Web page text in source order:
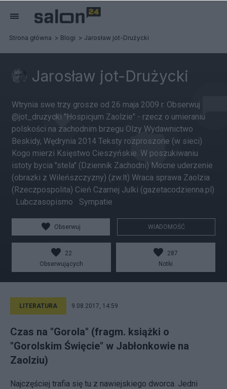
Strona główna Blogi Jarosław jot-Drużycki
Jarosław jot-Drużycki
Wtrynia swe trzy grosze od 26 maja 2009 r. Obserwuj
@jot_druzycki "Hospicjum Zaolzie" - rzecz o umieraniu
polskości na zachodnim brzegu Olzy Wydawnictwo
Beskidy, Wędrynia 2014 Teksty rozproszone (w sieci)
Kogo mierzi Księstwo Cieszyńskie. W poszukiwaniu
istoty bycia "stela" (Dziennik Zachodni) Mocne uderzenie
(obrazki z Wileńszczyzny) (zw.lt) Wraca sprawa Zaolzia
(Rzeczpospolita) Cień Czarnej Julki (gazetacodzienna.pl)
Lubczasopismo Sympatie
Obserwuj WIADOMOŚĆ
22
Obserwujących
287
Notki
LITERATURA 9.08.2017, 14:59
Czas na "Gorola" (fragm. książki o
"Gorolskim Święcie" w Jabłonkowie na
Zaolziu)
Najczęściej trafia się tu z nawiejskiego dworca. Jedni